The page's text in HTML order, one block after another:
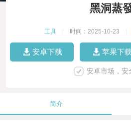
黑洞蒸
工具 时间：2025-10-23
安卓下载 苹果下载
安卓市场，安
简介